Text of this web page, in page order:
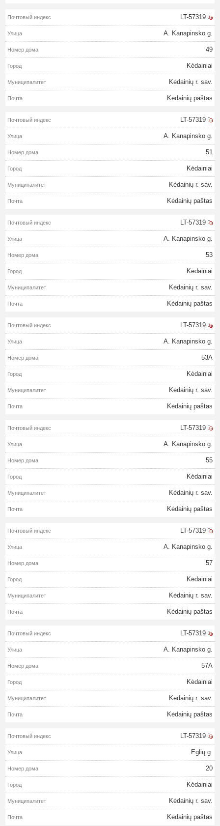
LT-57319
A. Kanapinsko g.
49
Kėdainiai
Kėdainių r. sav.
Kėdainių paštas
LT-57319
A. Kanapinsko g.
51
Kėdainiai
Kėdainių r. sav.
Kėdainių paštas
LT-57319
A. Kanapinsko g.
53
Kėdainiai
Kėdainių r. sav.
Kėdainių paštas
LT-57319
A. Kanapinsko g.
53A
Kėdainiai
Kėdainių r. sav.
Kėdainių paštas
LT-57319
A. Kanapinsko g.
55
Kėdainiai
Kėdainių r. sav.
Kėdainių paštas
LT-57319
A. Kanapinsko g.
57
Kėdainiai
Kėdainių r. sav.
Kėdainių paštas
LT-57319
A. Kanapinsko g.
57A
Kėdainiai
Kėdainių r. sav.
Kėdainių paštas
LT-57319
Eglių g.
20
Kėdainiai
Kėdainių r. sav.
Kėdainių paštas